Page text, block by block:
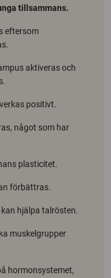
tillsammans.
eftersom
aktiveras och
positivt.
något som har
plasticitet.
förbättras.
hjälpa talrösten.
muskelgrupper
hormonsystemet,